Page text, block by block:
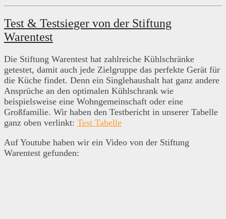
Test & Testsieger von der Stiftung
Warentest
Die Stiftung Warentest hat zahlreiche Kühlschränke
getestet, damit auch jede Zielgruppe das perfekte Gerät für
die Küche findet. Denn ein Singlehaushalt hat ganz andere
Ansprüche an den optimalen Kühlschrank wie
beispielsweise eine Wohngemeinschaft oder eine
Großfamilie. Wir haben den Testbericht in unserer Tabelle
ganz oben verlinkt: Test Tabelle
Auf Youtube haben wir ein Video von der Stiftung
Warentest gefunden: